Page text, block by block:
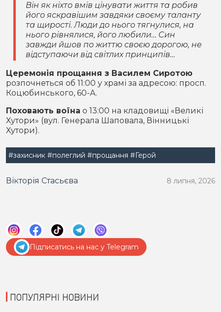
Він як ніхто вмів цінувати життя та робив
його яскравішим завдяки своєму таланту
та щирості. Люди до нього тягнулися, на
нього рівнялися, його любили… Син
завжди йшов по життю своєю дорогою, не
відступаючи від світлих принципів…
Церемонія прощання з Василем Сиротою
розпочнеться об 11:00 у храмі за адресою: просп.
Коцюбинського, 60-А.
Поховають воїна о 13:00 на кладовищі «Великі
Хутори» (вул. Генерала Шаповала, Вінницькі
Хутори).
#захисник #полеглий #прощання #Герой
Вікторія Стасьєва 8 липня, 2026
Підписатись на нас у Telegram
ПОПУЛЯРНІ НОВИНИ